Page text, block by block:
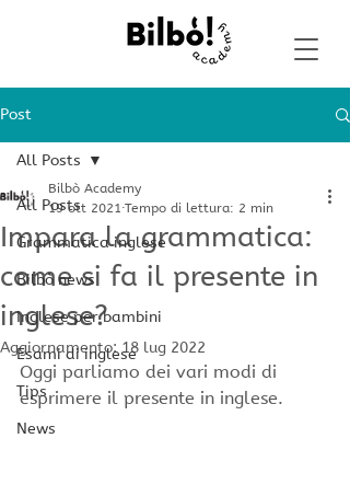
Post
All Posts
Grammatica inglese
Bilbò news
Inglese per bambini
Esami di inglese
Tips
News
All Posts
Impara la grammatica:
come si fa il presente in
inglese?
Bilbò Academy
19 ott 2021 Tempo di lettura: 2 min
Aggiornamento:18 lug 2022
Oggi parliamo dei vari modi di
esprimere il presente in inglese.